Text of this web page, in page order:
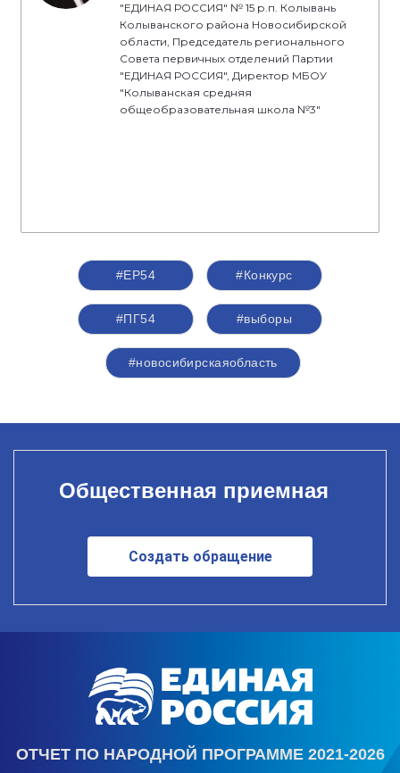
"ЕДИНАЯ РОССИЯ" № 15 р.п. Колывань
Колыванского района Новосибирской
области, Председатель регионального
Совета первичных отделений Партии
"ЕДИНАЯ РОССИЯ", Директор МБОУ
"Колыванская средняя
общеобразовательная школа №3"
#ЕР54 #Конкурс
#ПГ54 #выборы
#новосибирскаяобласть
Общественная приемная
Создать обращение
ОТЧЕТ ПО НАРОДНОЙ ПРОГРАММЕ 2021-2026